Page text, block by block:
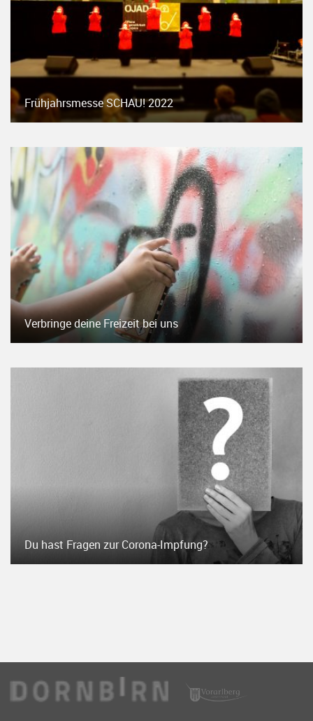
Frühjahrsmesse SCHAU! 2022
Verbringe deine Freizeit bei uns
Du hast Fragen zur Corona-Impfung?